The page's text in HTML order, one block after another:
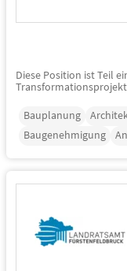
Diese Position ist Teil
Bauplanung
Baugenehmigung